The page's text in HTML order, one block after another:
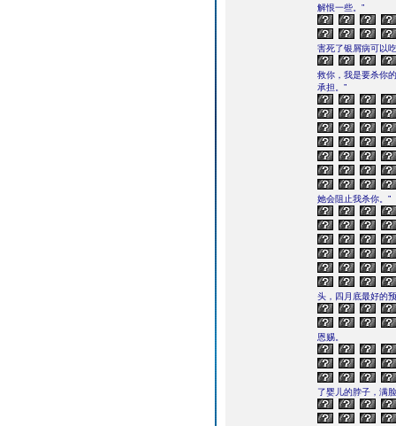
解恨一些。”
害死了银屑病可以
救你，我是要杀你
承担。”
她会阻止我杀你。”
头，四月底最好的
恩赐。
了婴儿的脖子，满